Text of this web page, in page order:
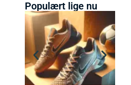
Populært lige nu